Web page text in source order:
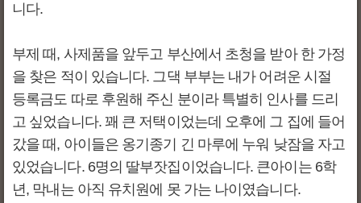
니다.
부제 때, 사제품을 앞두고 부산에서 초청을 받아 한 가정
을 찾은 적이 있습니다. 그댁 부부는 내가 어려운 시절
등록금도 따로 후원해 주신 분이라 특별히 인사를 드리
고 싶었습니다. 꽤 큰 저택이었는데 오후에 그 집에 들어
갔을 때, 아이들은 옹기종기 긴 마루에 누워 낮잠을 자고
있었습니다. 6명의 딸부잣집이었습니다. 큰아이는 6학
년, 막내는 아직 유치원에 못 가는 나이였습니다.